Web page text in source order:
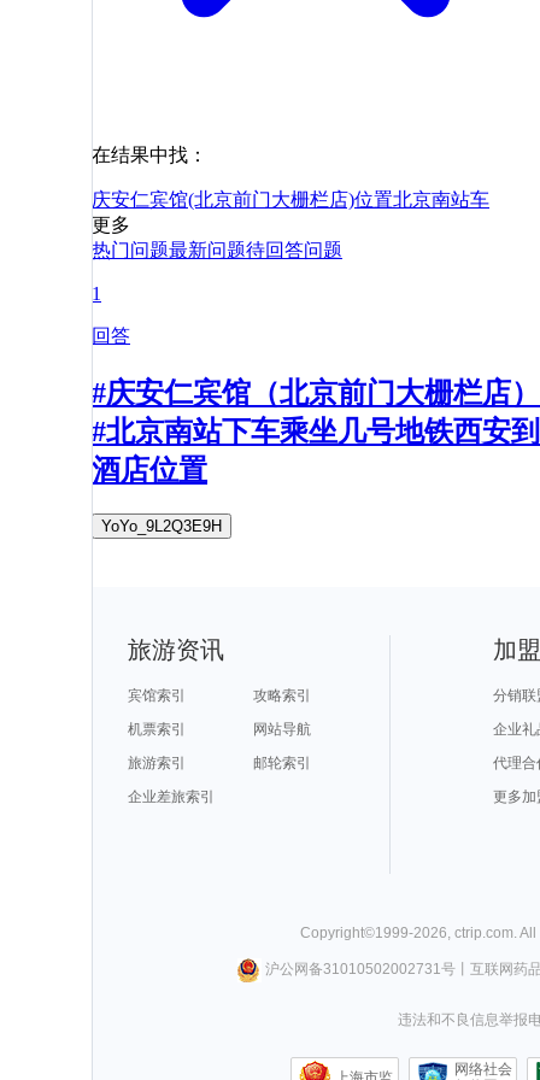
在结果中找：
庆安仁宾馆(北京前门大栅栏店)位置北京南站车
更多
热门问题最新问题待回答问题
1
回答
#庆安仁宾馆（北京前门大栅栏店）
#北京南站下车乘坐几号地铁西安到
酒店位置
YoYo_9L2Q3E9H
旅游资讯
宾馆索引
攻略索引
机票索引
网站导航
旅游索引
邮轮索引
企业差旅索引
加
分销联
企业礼
代理合
更多加
Copyright©1999-2026 ctrip.com .
沪公网备31010502002731号丨 互联网药
违法和不良信息举报
网络社会